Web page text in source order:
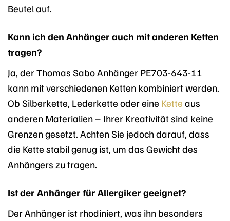
Beutel auf.
Kann ich den Anhänger auch mit anderen Ketten
tragen?
Ja, der Thomas Sabo Anhänger PE703-643-11
kann mit verschiedenen Ketten kombiniert werden.
Ob Silberkette, Lederkette oder eine Kette aus
anderen Materialien – Ihrer Kreativität sind keine
Grenzen gesetzt. Achten Sie jedoch darauf, dass
die Kette stabil genug ist, um das Gewicht des
Anhängers zu tragen.
Ist der Anhänger für Allergiker geeignet?
Der Anhänger ist rhodiniert, was ihn besonders